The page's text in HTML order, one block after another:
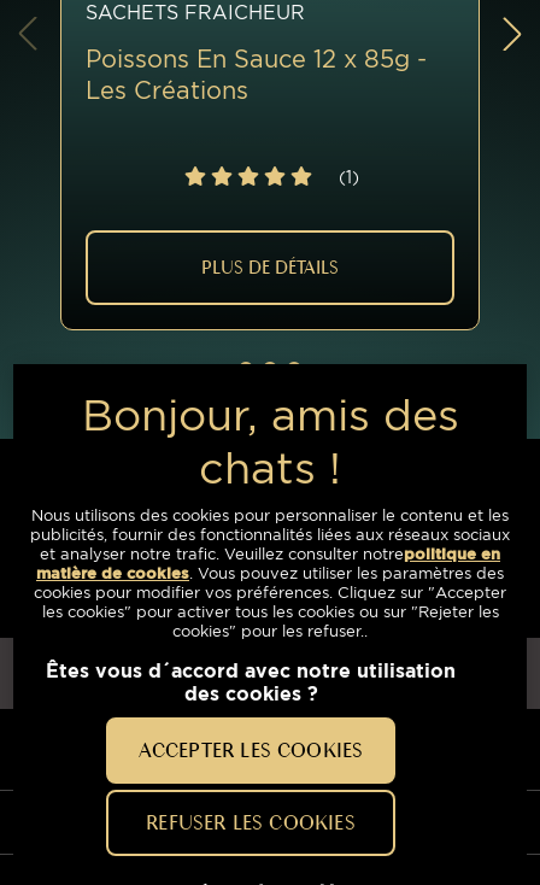
SACHETS FRAICHEUR
Poissons En Sauce 12 x 85g -
Les Créations
(1)
PLUS DE DÉTAILS
Avez-vous des questions?
Envoyez-nous un message
PAYS
NAVIGATION
LES PRODUITS SHEBA®
Nous utilisons des cookies pour personnaliser le contenu et les
publicités, fournir des fonctionnalités liées aux réseaux sociaux
et analyser notre trafic. Veuillez consulter notrepolitique en
matière de cookies(opens in a new tab)
. Vous pouvez utiliser les paramètres des
cookies pour modifier vos préférences. Cliquez sur "Accepter
les cookies" pour activer tous les cookies ou sur "Rejeter les
cookies" pour les refuser..
REFUSER LES COOKIES
ACCEPTER LES COOKIES